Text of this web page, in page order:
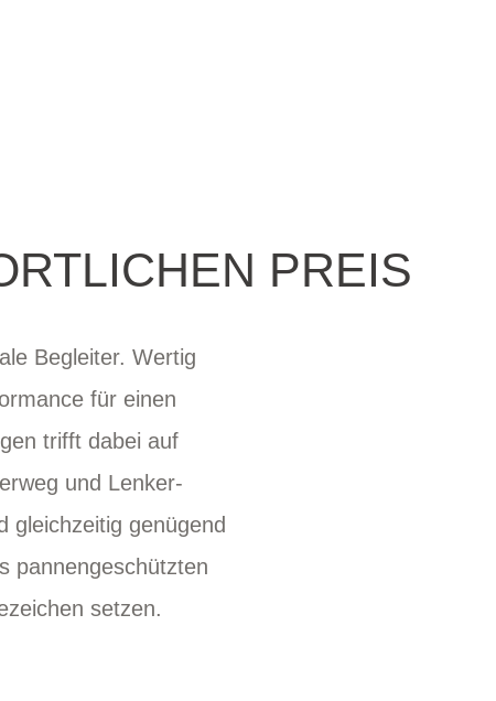
PREIS
Begleiter. Wertig
für einen
trifft dabei auf
und Lenker-
gleichzeitig genügend
pannengeschützten
setzen.